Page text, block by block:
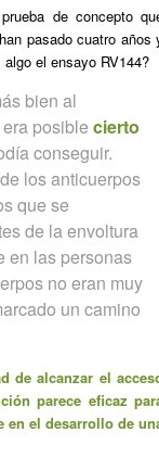
de concepto
pasado cuatro años
el ensayo RV144?
bien al
posible cierto
conseguir.
los anticuerpos
que se
de la envoltura
en las personas
no eran muy
un camino
de alcanzar el
parece eficaz
en el desarrollo de